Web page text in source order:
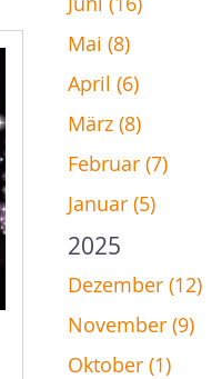
Mai (8)
April (6)
März (8)
Februar (7)
Januar (5)
2025
Dezember (12)
November (9)
Oktober (1)